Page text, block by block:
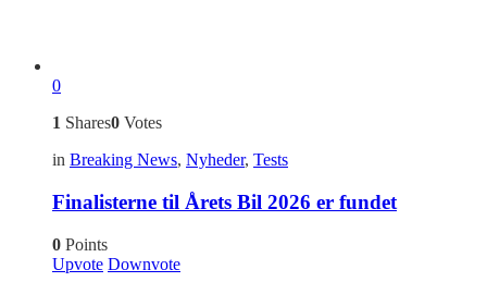
0
1 Shares0 Votes
in Breaking News, Nyheder, Tests
Finalisterne til Årets Bil 2026 er fundet
0 Points
Upvote Downvote